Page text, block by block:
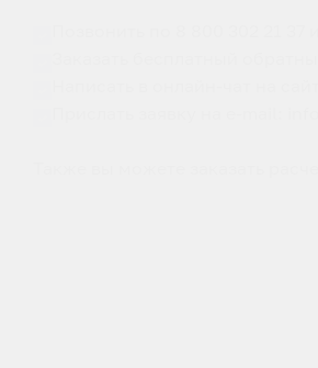
Позвонить по 8 800 302 21
Заказать бесплатный
Прислать заявку на e-mail:
Также вы можете заказать